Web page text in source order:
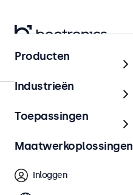
Home
Producten
Industrieën
Toepassingen
Maatwerkoplossingen
Inloggen